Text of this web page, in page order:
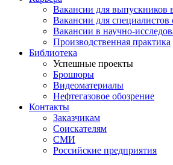
Вакансии для выпускников
Вакансии для
Вакансии в научно-
Производственная практика
Библиотека
Успешные проекты
Брошюры
Видеоматериалы
Нефтегазовое обозрение
Контакты
Заказчикам
Соискателям
СМИ
Российские предприятия